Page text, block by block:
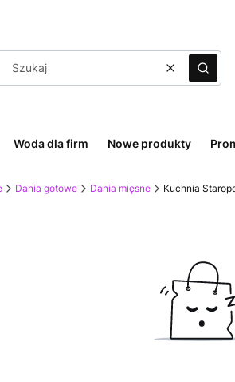
WyczyśćSzukaj
Woda dla firm Nowe produkty
Dania gotowe Dania mięsne Kuchnia